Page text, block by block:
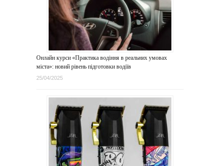
Онлайн курси «Практика водіння в реальних умовах
міста»: новий рівень підготовки водіїв
25/04/2025